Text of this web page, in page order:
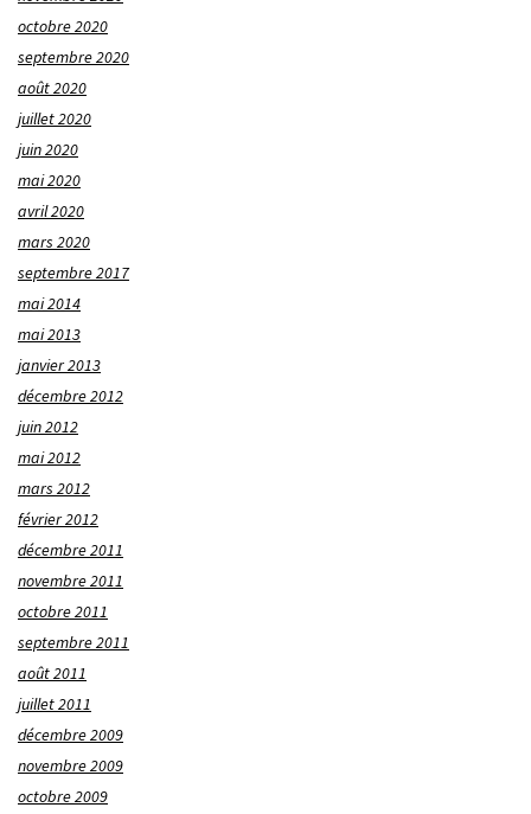
octobre 2020
septembre 2020
août 2020
juillet 2020
juin 2020
mai 2020
avril 2020
mars 2020
septembre 2017
mai 2014
mai 2013
janvier 2013
décembre 2012
juin 2012
mai 2012
mars 2012
février 2012
décembre 2011
novembre 2011
octobre 2011
septembre 2011
août 2011
juillet 2011
décembre 2009
novembre 2009
octobre 2009